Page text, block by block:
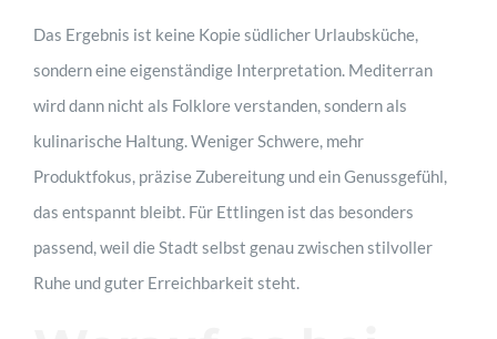
Das Ergebnis ist keine Kopie südlicher Urlaubsküche,
sondern eine eigenständige Interpretation. Mediterran
wird dann nicht als Folklore verstanden, sondern als
kulinarische Haltung. Weniger Schwere, mehr
Produktfokus, präzise Zubereitung und ein Genussgefühl,
das entspannt bleibt. Für Ettlingen ist das besonders
passend, weil die Stadt selbst genau zwischen stilvoller
Ruhe und guter Erreichbarkeit steht.